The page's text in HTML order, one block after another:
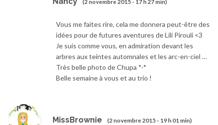
(2 novembre 2015 - 17 h 27 min)
Vous me faites rire, cela me donnera peut-être des
idées pour de futures aventures de Lili Pirouli <3
Je suis comme vous, en admiration devant les
arbres aux teintes automnales et les arc-en-ciel …
Très belle photo de Chupa *-*
Belle semaine à vous et au trio !
MissBrownie (2 novembre 2015 - 19 h 01 min)